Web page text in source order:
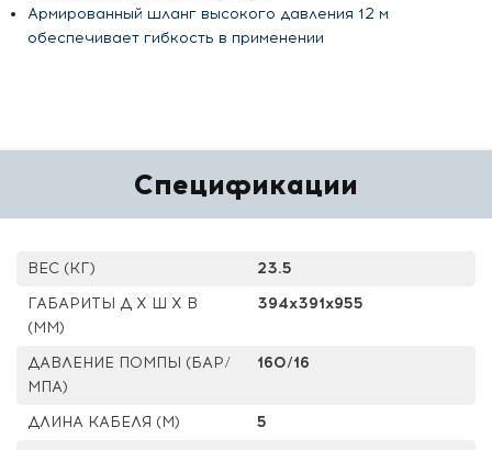
Армированный шланг высокого давления 12 м
обеспечивает гибкость в применении
Спецификации
ВЕС (КГ)
23.5
ГАБАРИТЫ Д Х Ш Х В
(ММ)
394x391x955
ДАВЛЕНИЕ ПОМПЫ (БАР/
МПА)
160/16
ДЛИНА КАБЕЛЯ (М)
5